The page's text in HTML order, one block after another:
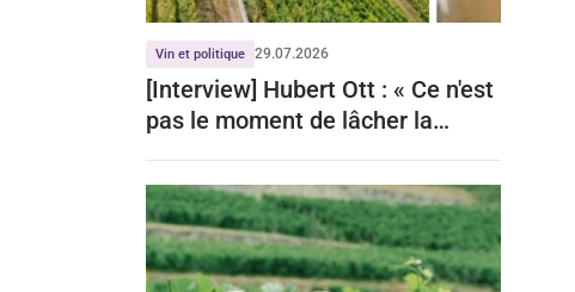
Vin et politique 29.07.2026
[Interview] Hubert Ott : « Ce n'est
pas le moment de lâcher la